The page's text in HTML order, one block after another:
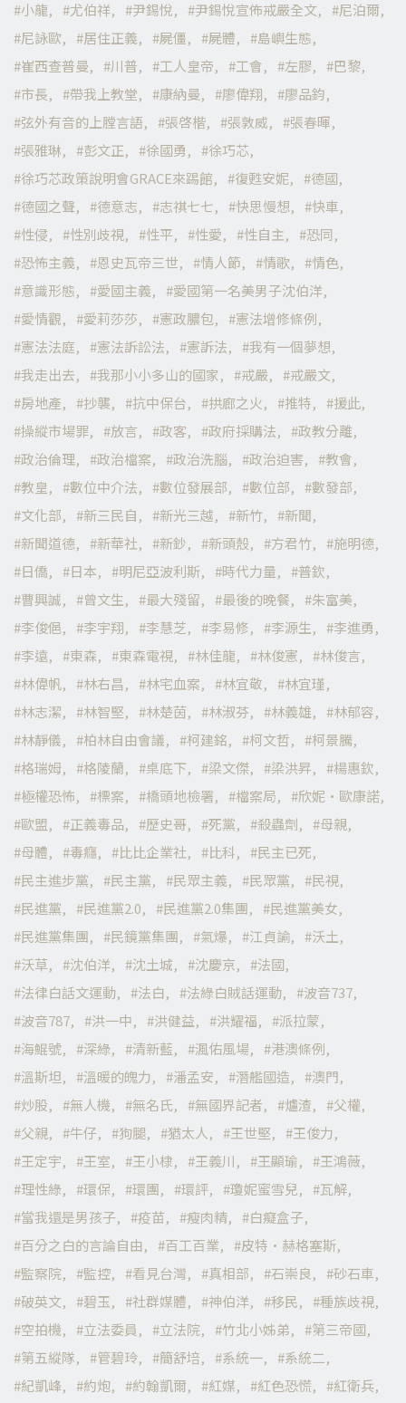
小龍 尤伯祥 尹錫悅 尹錫悅宣佈戒嚴全文
尼泊爾
尼詠歐
居住正義 屍僵 屍體
島嶼生態
崔西查普曼
川普 工人皇帝 工會 左膠
巴黎
市長
帶我上教堂 康納曼 廖偉翔
廖品鈞
弦外有音的上膛言語
張啓楷 張敦威
張春暉
張雅琳
彭文正 徐國勇
徐巧芯
徐巧芯政策說明會GRACE來踢館
復甦安妮
德國
德國之聲
德意志 志祺七七 快思慢想
快車
性侵
性別歧視 性平 性愛 性自主
恐同
恐怖主義
恩史瓦帝三世 情人節 情歌
情色
意識形態
愛國主義
愛國第一名美男子沈伯洋
愛情觀
愛莉莎莎 憲政膿包
憲法增修條例
憲法法庭
憲法訴訟法 憲訴法
我有一個夢想
我走出去
我那小小多山的國家 戒嚴
戒嚴文
房地產
抄襲 抗中保台 拱廊之火 推特
援此
操縱市場罪
放言 政客 政府採購法
政教分離
政治倫理
政治檔案 政治洗腦 政治迫害
教會
教皇
數位中介法 數位發展部 數位部
數發部
文化部
新三民自 新光三越 新竹
新聞
新聞道德
新華社 新鈔 新頭殼 方君竹
施明德
日僑
日本 明尼亞波利斯 時代力量
普欽
曹興誠
曾文生 最大殘留 最後的晚餐
朱富美
李俊俋
李宇翔 李慧芝 李易修 李源生
李進勇
李遠
東森 東森電視 林佳龍 林俊憲
林俊言
林偉帆
林右昌 林宅血案 林宜敬
林宜瑾
林志潔
林智堅 林楚茵 林淑芬 林義雄
林郁容
林靜儀
柏林自由會議 柯建銘 柯文哲
柯景騰
格瑞姆
格陵蘭 桌底下 梁文傑 梁洪昇
楊惠欽
極權恐怖
標案 橋頭地檢署 檔案局
欣妮·歐康諾
歐盟
正義毒品 歷史哥 死黨 殺蟲劑
母親
母體
毒癮 比比企業社 比科
民主已死
民主進步黨
民主黨 民眾主義 民眾黨
民視
民進黨
民進黨2.0 民進黨2.0集團
民進黨美女
民進黨集團
民鏡黨集團 氣爆 江貞諭
沃土
沃草
沈伯洋 沈土城 沈慶京
法國
法律白話文運動
法白 法綠白賊話運動
波音737
波音787
洪一中 洪健益 洪耀福
派拉蒙
海鯤號
深綠 清新藍 渢佑風場
港澳條例
溫斯坦
溫暖的魄力 潘孟安 潛艦國造
澳門
炒股
無人機 無名氏 無國界記者 爐渣
父權
父親
牛仔 狗腿 猶太人 王世堅
王俊力
王定宇
王室 王小棣 王義川 王顯瑜
王鴻薇
理性綠
環保 環團 環評 瓊妮蜜雪兒
瓦解
當我還是男孩子
疫苗 瘦肉精
白癡盒子
百分之白的言論自由
百工百業
皮特·赫格塞斯
監察院
監控 看見台灣 真相部 石崇良
砂石車
破英文
碧玉 社群媒體 神伯洋 移民
種族歧視
空拍機
立法委員 立法院 竹北小姊弟
第三帝國
第五縱隊
管碧玲 簡舒培 系統一
系統二
紀凱峰
約炮 約翰凱爾 紅媒 紅色恐慌
紅衛兵